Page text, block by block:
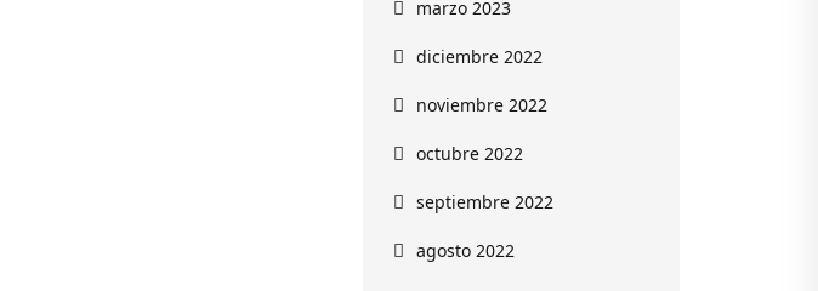
marzo 2023
diciembre 2022
noviembre 2022
octubre 2022
septiembre 2022
agosto 2022